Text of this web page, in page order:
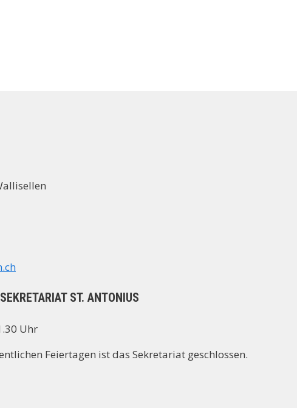
ST. ANTONIUS
Uhr
Feiertagen ist das Sekretariat geschlossen.